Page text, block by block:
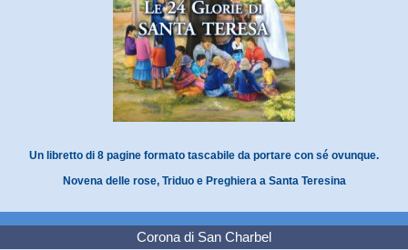
Un libretto di 8 pagine formato tascabile da portare con sé ovunque.
Novena delle rose, Triduo e Preghiera a Santa Teresina
Corona di San Charbel